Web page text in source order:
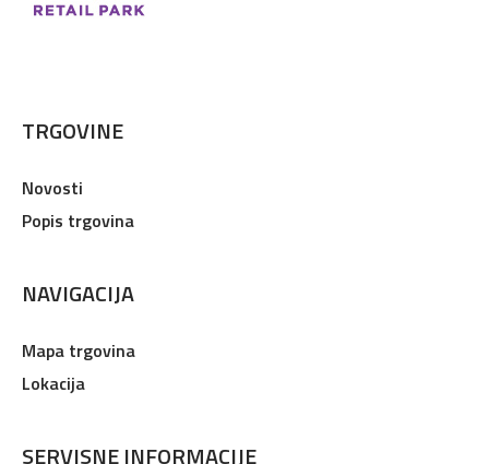
TRGOVINE
Novosti
Popis trgovina
NAVIGACIJA
Mapa trgovina
Lokacija
SERVISNE INFORMACIJE